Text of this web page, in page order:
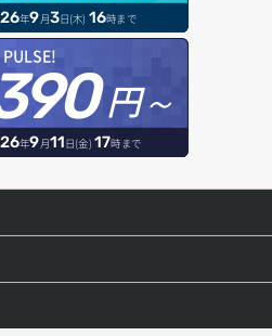
ール）
クIO）
ィック）
ーク用）
ド(SLO)
年9月3日(木) 16時まで
PULSE!
円～
年9月11日(金) 17時まで